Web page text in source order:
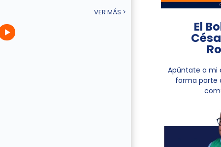
VER MÁS >
El
Apúntate a mi
forma parte